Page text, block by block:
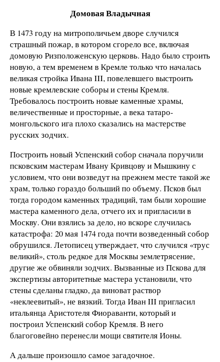
Домовая Владычная
В 1473 году на митрополичьем дворе случился
страшный пожар, в котором сгорело все, включая
домовую Ризположенскую церковь. Надо было строить
новую, а тем временем в Кремле только что началась
великая стройка Ивана III, повелевшего выстроить
новые кремлевские соборы и стены Кремля.
Требовалось построить новые каменные храмы,
величественные и просторные, а века татаро-
монгольского ига плохо сказались на мастерстве
русских зодчих.
Построить новый Успенский собор сначала поручили
псковским мастерам Ивану Кривцову и Мышкину с
условием, что они возведут на прежнем месте такой же
храм, только гораздо больший по объему. Псков был
тогда городом каменных традиций, там были хорошие
мастера каменного дела, отчего их и пригласили в
Москву. Они взялись за дело, но вскоре случилась
катастрофа: 20 мая 1474 года почти возведенный собор
обрушился. Летописец утверждает, что случился «трус
великий», столь редкое для Москвы землетрясение,
другие же обвиняли зодчих. Вызванные из Пскова для
экспертизы авторитетные мастера установили, что
стены сделаны гладко, да виноват раствор
«неклеевитый», не вязкий. Тогда Иван III пригласил
итальянца Аристотеля Фиораванти, который и
построил Успенский собор Кремля. В него
благоговейно перенесли мощи святителя Ионы.
А дальше произошло самое загадочное.